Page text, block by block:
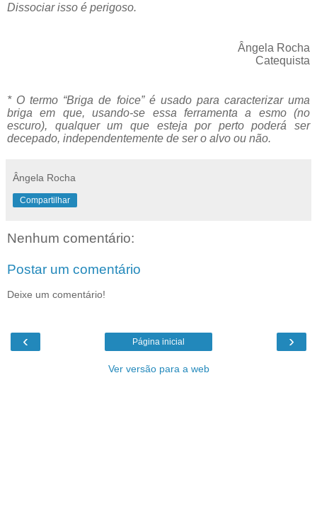
Dissociar isso é perigoso.
Ângela Rocha
Catequista
* O termo “Briga de foice” é usado para caracterizar uma
briga em que, usando-se essa ferramenta a esmo (no
escuro), qualquer um que esteja por perto poderá ser
decepado, independentemente de ser o alvo ou não.
Ângela Rocha
Compartilhar
Nenhum comentário:
Postar um comentário
Deixe um comentário!
‹ ›
Página inicial
Ver versão para a web